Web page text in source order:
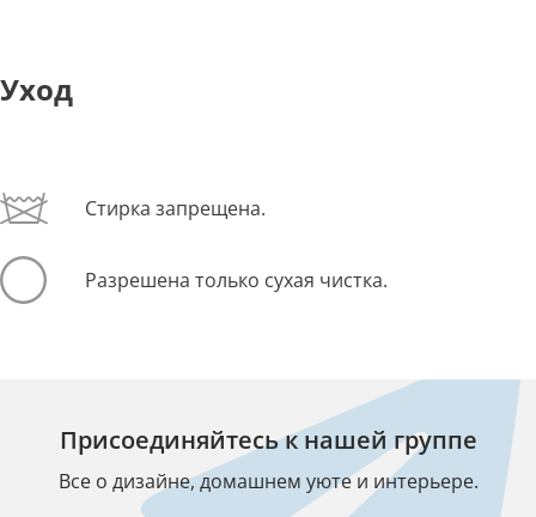
Уход
Стирка запрещена.
Разрешена только сухая чистка.
Присоединяйтесь к нашей группе
Все о дизайне, домашнем уюте и интерьере.